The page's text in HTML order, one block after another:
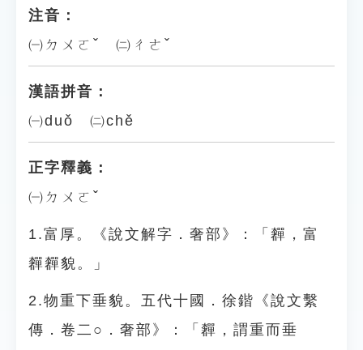
注音：
㈠ㄉㄨㄛˇ ㈡ㄔㄜˇ
漢語拼音：
㈠duǒ ㈡chě
正字釋義：
㈠ㄉㄨㄛˇ
1.富厚。《說文解字．奢部》：「奲，富
奲奲貌。」
2.物重下垂貌。五代十國．徐鍇《說文繫
傳．卷二○．奢部》：「奲，謂重而垂